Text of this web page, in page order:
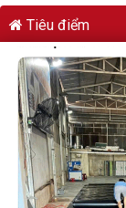
Tiêu điểm